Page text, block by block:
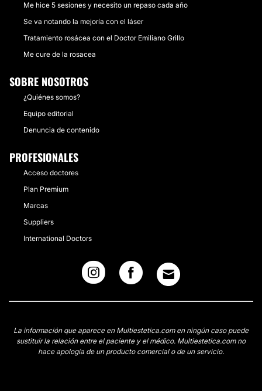
Me hice 5 sesiones y necesito un repaso cada año
Se va notando la mejoría con el láser
Tratamiento rosácea con el Doctor Emiliano Grillo
Me cure de la rosacea
SOBRE NOSOTROS
¿Quiénes somos?
Equipo editorial
Denuncia de contenido
PROFESIONALES
Acceso doctores
Plan Premium
Marcas
Suppliers
International Doctors
La información que aparece en Multiestetica.com en ningún caso puede
sustituir la relación entre el paciente y el médico. Multiestetica.com no
hace apología de un producto comercial o de un servicio.